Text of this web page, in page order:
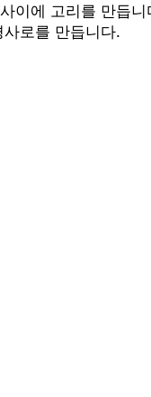
이에 고리를 만듭니
로를 만듭니다.